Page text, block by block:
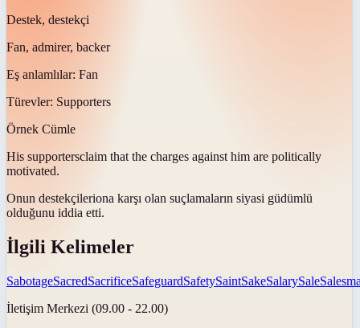
Destek, destekçi
Fan, admirer, backer
Eş anlamlılar: Fan
Türevler: Supporters
Örnek Cümle
His supportersclaim that the charges against him are politically
motivated.
Onun destekçileriona karşı olan suçlamaların siyasi güdümlü
olduğunu iddia etti.
İlgili Kelimeler
SabotageSacredSacrificeSafeguardSafetySaintSakeSalarySale
İletişim Merkezi (09.00 - 22.00)